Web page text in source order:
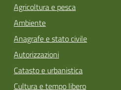
Agricoltura e pesca
Ambiente
Anagrafe e stato civile
Autorizzazioni
Catasto e urbanistica
Cultura e tempo libero